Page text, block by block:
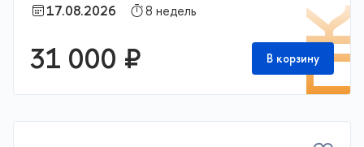
17.08.2026
8 недель
31 000 ₽ В корзину